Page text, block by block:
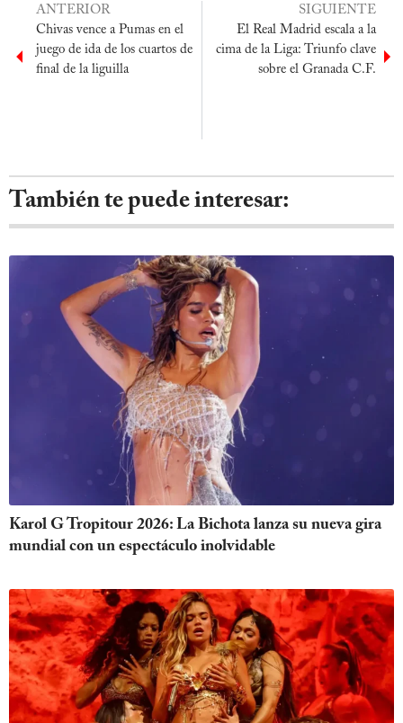
ANTERIOR
Chivas vence a Pumas en el
juego de ida de los cuartos de
final de la liguilla
SIGUIENTE
El Real Madrid escala a la
cima de la Liga: Triunfo clave
sobre el Granada C.F.
También te puede interesar:
Karol G Tropitour 2026: La Bichota lanza su nueva gira
mundial con un espectáculo inolvidable